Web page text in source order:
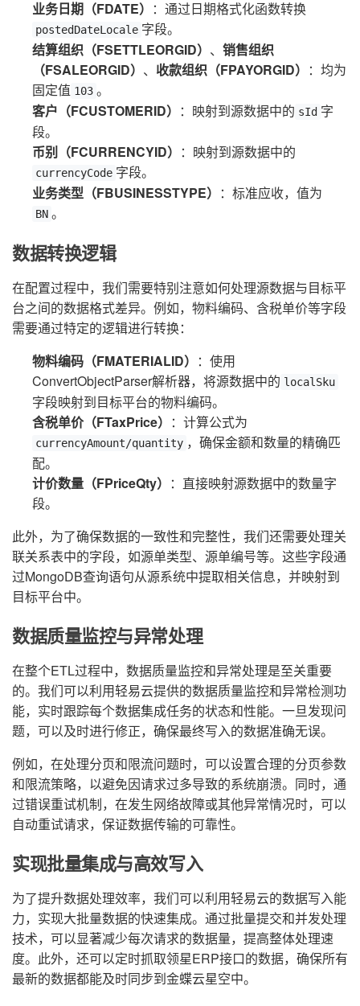
业务日期（FDATE） ：通过日期格式化函数转换
postedDateLocale 字段。
结算组织（FSETTLEORGID） 、 销售组织
（FSALEORGID） 、 收款组织（FPAYORGID） ：均为
固定值 103 。
客户（FCUSTOMERID） ：映射到源数据中的 sId 字
段。
币别（FCURRENCYID） ：映射到源数据中的
currencyCode 字段。
业务类型（FBUSINESSTYPE） ：标准应收，值为
BN 。
数据转换逻辑
在配置过程中，我们需要特别注意如何处理源数据与目标平
台之间的数据格式差异。例如，物料编码、含税单价等字段
需要通过特定的逻辑进行转换：
物料编码（FMATERIALID） ：使用
ConvertObjectParser解析器，将源数据中的 localSku
字段映射到目标平台的物料编码。
含税单价（FTaxPrice） ：计算公式为
currencyAmount/quantity ，确保金额和数量的精确匹
配。
计价数量（FPriceQty） ：直接映射源数据中的数量字
段。
此外，为了确保数据的一致性和完整性，我们还需要处理关
联关系表中的字段，如源单类型、源单编号等。这些字段通
过MongoDB查询语句从源系统中提取相关信息，并映射到
目标平台中。
数据质量监控与异常处理
在整个ETL过程中，数据质量监控和异常处理是至关重要
的。我们可以利用轻易云提供的数据质量监控和异常检测功
能，实时跟踪每个数据集成任务的状态和性能。一旦发现问
题，可以及时进行修正，确保最终写入的数据准确无误。
例如，在处理分页和限流问题时，可以设置合理的分页参数
和限流策略，以避免因请求过多导致的系统崩溃。同时，通
过错误重试机制，在发生网络故障或其他异常情况时，可以
自动重试请求，保证数据传输的可靠性。
实现批量集成与高效写入
为了提升数据处理效率，我们可以利用轻易云的数据写入能
力，实现大批量数据的快速集成。通过批量提交和并发处理
技术，可以显著减少每次请求的数据量，提高整体处理速
度。此外，还可以定时抓取领星ERP接口的数据，确保所有
最新的数据都能及时同步到金蝶云星空中。